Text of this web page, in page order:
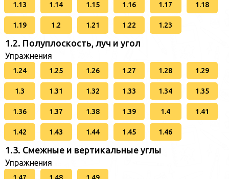
1.13 1.14 1.15 1.16 1.17 1.18
1.19 1.2 1.21 1.22 1.23
1.2. Полуплоскость, луч и угол
Упражнения
1.24 1.25 1.26 1.27 1.28 1.29
1.3 1.31 1.32 1.33 1.34 1.35
1.36 1.37 1.38 1.39 1.4 1.41
1.42 1.43 1.44 1.45 1.46
1.3. Смежные и вертикальные углы
Упражнения